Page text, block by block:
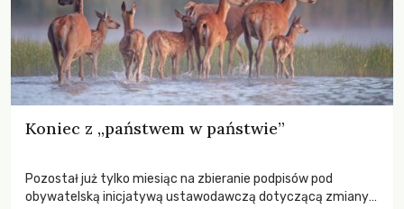
Koniec z „państwem w państwie”
Pozostał już tylko miesiąc na zbieranie podpisów pod
obywatelską inicjatywą ustawodawczą dotyczącą zmiany